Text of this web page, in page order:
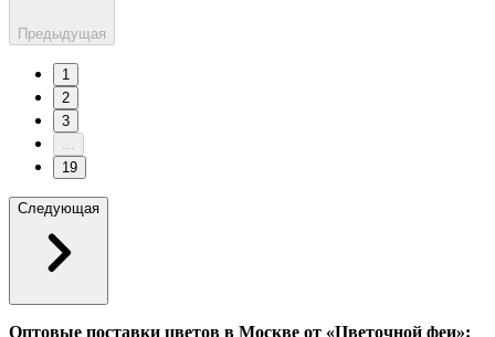
Предыдущая
1
2
3
...
19
Следующая
Оптовые поставки цветов в Москве от «Цветочной феи»: